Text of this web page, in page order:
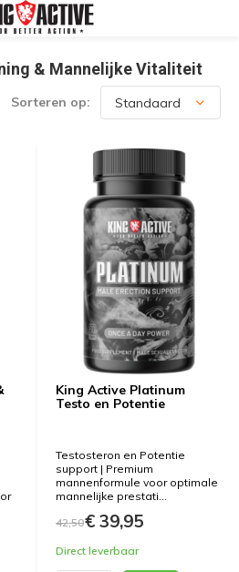
& Mannelijke Vitaliteit
Sorteren op:
King Active Platinum
Testo en Potentie
Testosteron en Potentie
support | Premium
mannenformule voor optimale
mannelijke prestati...
42,50€ 39,95
Direct leverbaar